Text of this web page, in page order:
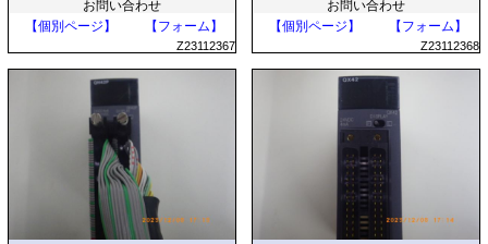
お問い合わせ
【個別ページ】
【フォーム】
Z23112367
お問い合わせ
【個別ページ】
【フォーム】
Z23112368